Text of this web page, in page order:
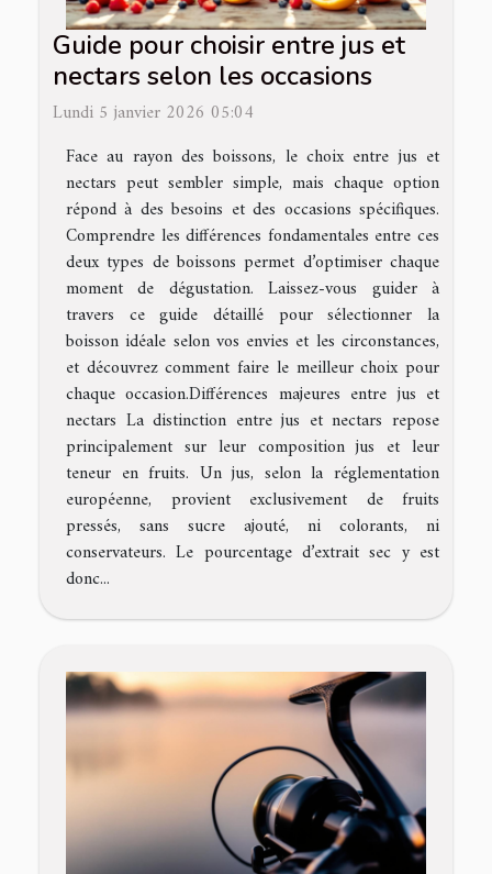
Guide pour choisir entre jus et
nectars selon les occasions
Lundi 5 janvier 2026 05:04
Face au rayon des boissons, le choix entre jus et
nectars peut sembler simple, mais chaque option
répond à des besoins et des occasions spécifiques.
Comprendre les différences fondamentales entre ces
deux types de boissons permet d’optimiser chaque
moment de dégustation. Laissez-vous guider à
travers ce guide détaillé pour sélectionner la
boisson idéale selon vos envies et les circonstances,
et découvrez comment faire le meilleur choix pour
chaque occasion.Différences majeures entre jus et
nectars La distinction entre jus et nectars repose
principalement sur leur composition jus et leur
teneur en fruits. Un jus, selon la réglementation
européenne, provient exclusivement de fruits
pressés, sans sucre ajouté, ni colorants, ni
conservateurs. Le pourcentage d’extrait sec y est
donc...